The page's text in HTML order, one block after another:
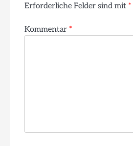
Erforderliche Felder sind mit *
Kommentar *